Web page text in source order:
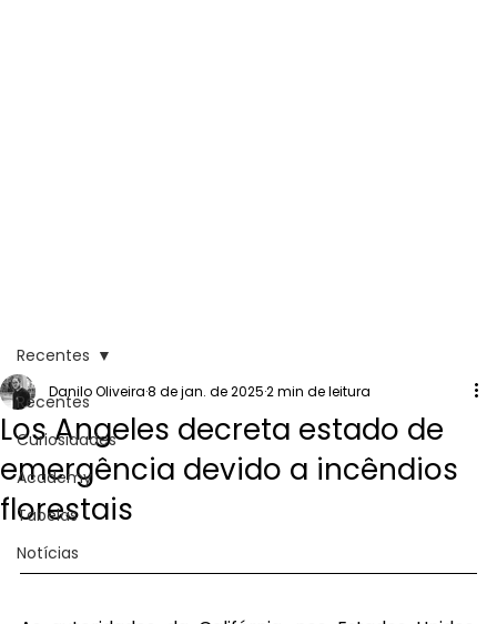
Recentes
Curiosidades
Academy
Tabelas
Notícias
Recentes
Los Angeles decreta estado de
emergência devido a incêndios
florestais
Danilo Oliveira8 de jan. de 20252 min de leitura